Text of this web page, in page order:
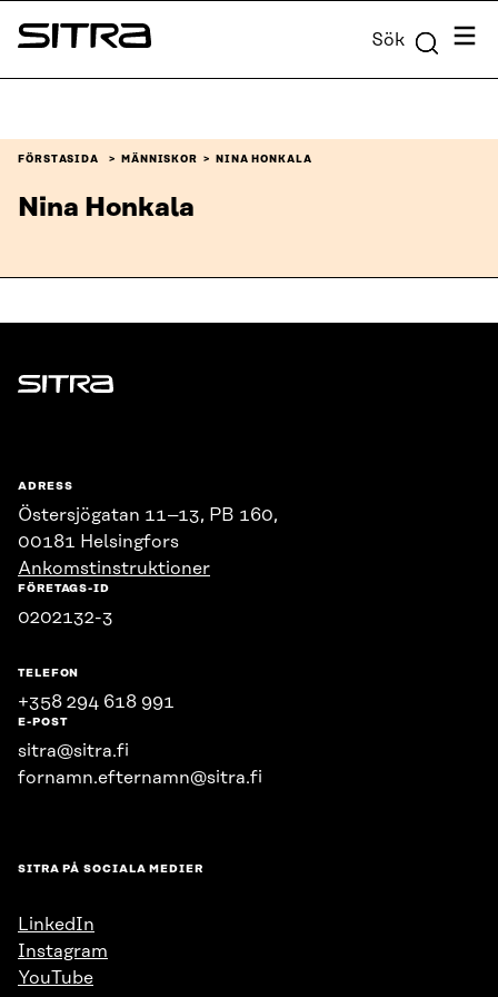
Skip to
content
Sitra Sök Meny
FÖRSTASIDA MÄNNISKOR NINA HONKALA
Nina Honkala
Sitra
ADRESS
Östersjögatan 11–13, PB 160,
00181 Helsingfors
Ankomstinstruktioner
FÖRETAGS-ID
0202132-3
TELEFON
+358 294 618 991
E-POST
sitra@sitra.fi
fornamn.efternamn@sitra.fi
SITRA PÅ SOCIALA MEDIER
LinkedIn
Instagram
YouTube